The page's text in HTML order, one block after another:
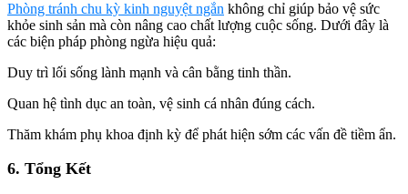
Phòng tránh chu kỳ kinh nguyệt ngắn không chỉ giúp bảo vệ sức
khỏe sinh sản mà còn nâng cao chất lượng cuộc sống. Dưới đây là
các biện pháp phòng ngừa hiệu quả:
Duy trì lối sống lành mạnh và cân bằng tinh thần.
Quan hệ tình dục an toàn, vệ sinh cá nhân đúng cách.
Thăm khám phụ khoa định kỳ để phát hiện sớm các vấn đề tiềm ẩn.
6. Tổng Kết